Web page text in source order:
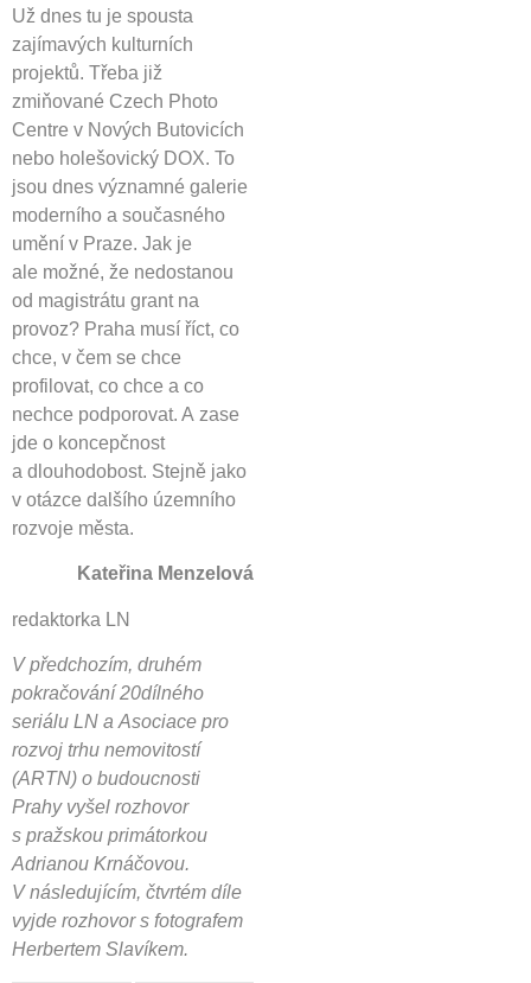
Už dnes tu je spousta
zajímavých kulturních
projektů. Třeba již
zmiňované Czech Photo
Centre v Nových Butovicích
nebo holešovický DOX. To
jsou dnes významné galerie
moderního a současného
umění v Praze. Jak je
ale možné, že nedostanou
od magistrátu grant na
provoz? Praha musí říct, co
chce, v čem se chce
profilovat, co chce a co
nechce podporovat. A zase
jde o koncepčnost
a dlouhodobost. Stejně jako
v otázce dalšího územního
rozvoje města.
Kateřina Menzelová
redaktorka LN
V předchozím, druhém
pokračování 20dílného
seriálu LN a Asociace pro
rozvoj trhu nemovitostí
(ARTN) o budoucnosti
Prahy vyšel rozhovor
s pražskou primátorkou
Adrianou Krnáčovou.
V následujícím, čtvrtém díle
vyjde rozhovor s fotografem
Herbertem Slavíkem.